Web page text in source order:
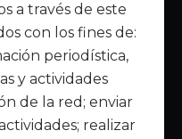
a través de este
con los fines de:
periodística,
y actividades
de la red; enviar
realizar